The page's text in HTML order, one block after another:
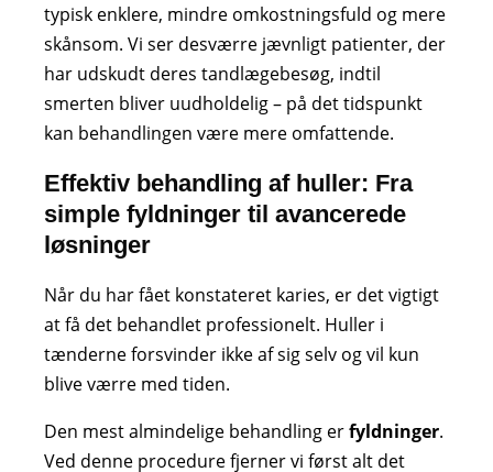
typisk enklere, mindre omkostningsfuld og mere
skånsom. Vi ser desværre jævnligt patienter, der
har udskudt deres tandlægebesøg, indtil
smerten bliver uudholdelig – på det tidspunkt
kan behandlingen være mere omfattende.
Effektiv behandling af huller: Fra
simple fyldninger til avancerede
løsninger
Når du har fået konstateret karies, er det vigtigt
at få det behandlet professionelt. Huller i
tænderne forsvinder ikke af sig selv og vil kun
blive værre med tiden.
Den mest almindelige behandling erfyldninger.
Ved denne procedure fjerner vi først alt det